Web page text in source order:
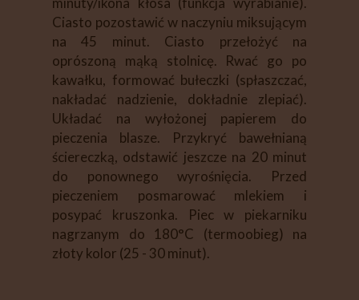
Ciasto pozostawić w naczyniu miksującym
na 45 minut. Ciasto przełożyć na
oprószoną mąką stolnicę. Rwać go po
kawałku, formować bułeczki (spłaszczać,
nakładać nadzienie, dokładnie zlepiać).
Układać na wyłożonej papierem do
pieczenia blasze. Przykryć bawełnianą
ściereczką, odstawić jeszcze na 20 minut
do ponownego wyrośnięcia. Przed
pieczeniem posmarować mlekiem i
posypać kruszonka. Piec w piekarniku
nagrzanym do 180°C (termoobieg) na
złoty kolor (25 - 30 minut).